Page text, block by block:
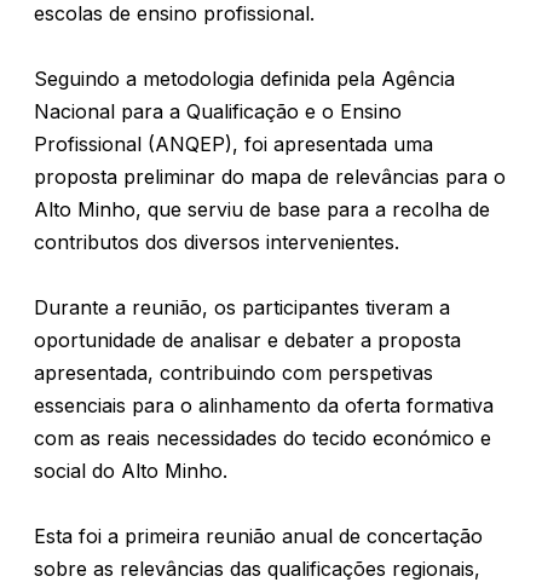
escolas de ensino profissional.
Seguindo a metodologia definida pela Agência
Nacional para a Qualificação e o Ensino
Profissional (ANQEP), foi apresentada uma
proposta preliminar do mapa de relevâncias para o
Alto Minho, que serviu de base para a recolha de
contributos dos diversos intervenientes.
Durante a reunião, os participantes tiveram a
oportunidade de analisar e debater a proposta
apresentada, contribuindo com perspetivas
essenciais para o alinhamento da oferta formativa
com as reais necessidades do tecido económico e
social do Alto Minho.
Esta foi a primeira reunião anual de concertação
sobre as relevâncias das qualificações regionais,